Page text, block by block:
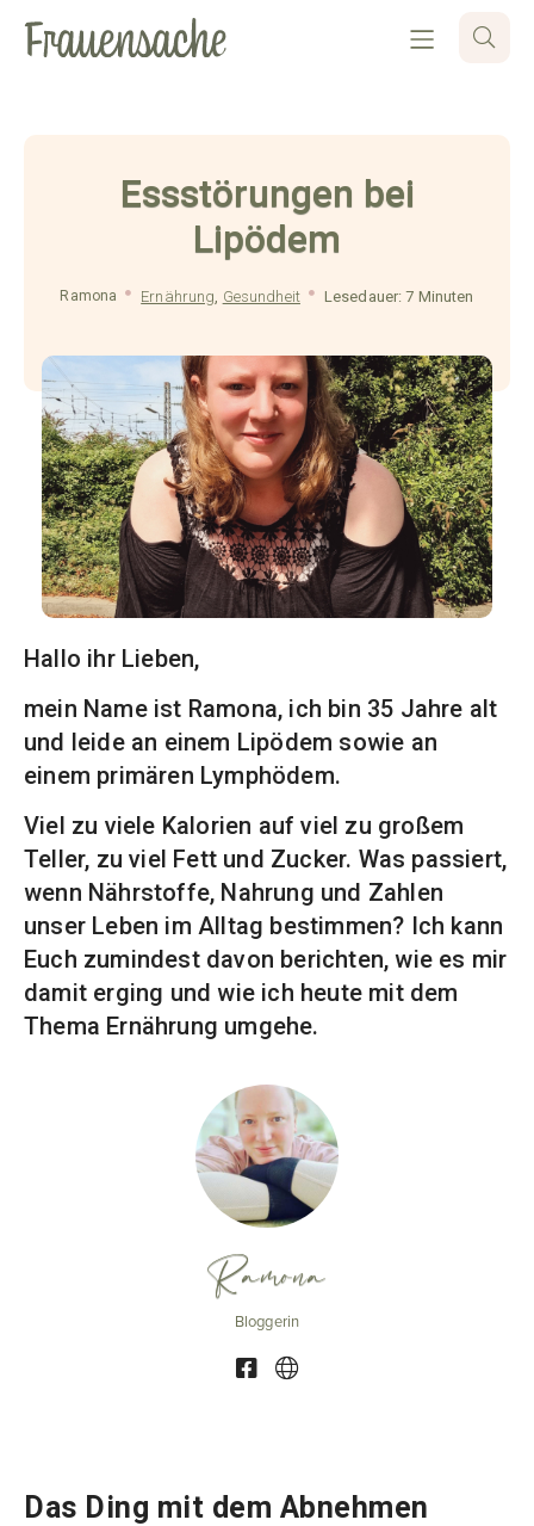
Essstörungen bei
Lipödem
Ramona Ernährung, Gesundheit Lesedauer: 7 Minuten
Hallo ihr Lieben,
mein Name ist Ramona, ich bin 35 Jahre alt
und leide an einem Lipödem sowie an
einem primären Lymphödem.
Viel zu viele Kalorien auf viel zu großem
Teller, zu viel Fett und Zucker. Was passiert,
wenn Nährstoffe, Nahrung und Zahlen
unser Leben im Alltag bestimmen? Ich kann
Euch zumindest davon berichten, wie es mir
damit erging und wie ich heute mit dem
Thema Ernährung umgehe.
Ramona
Bloggerin
Das Ding mit dem Abnehmen